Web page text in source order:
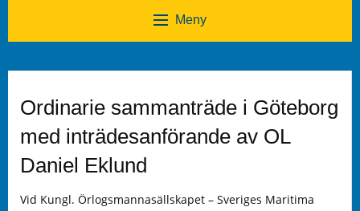
Meny
Ordinarie sammanträde i Göteborg
med inträdesanförande av OL
Daniel Eklund
Vid Kungl. Örlogsmannasällskapet – Sveriges Maritima